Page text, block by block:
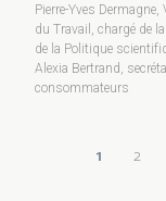
Pierre-Yves
du Travail, chargé de
de la Politique
Alexia Bertrand,
consommateurs
PaginationPage
1 Page
2